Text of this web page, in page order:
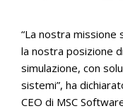
“La nostra
la nostra posizione
simulazione, con
sistemi”, ha
CEO di MSC